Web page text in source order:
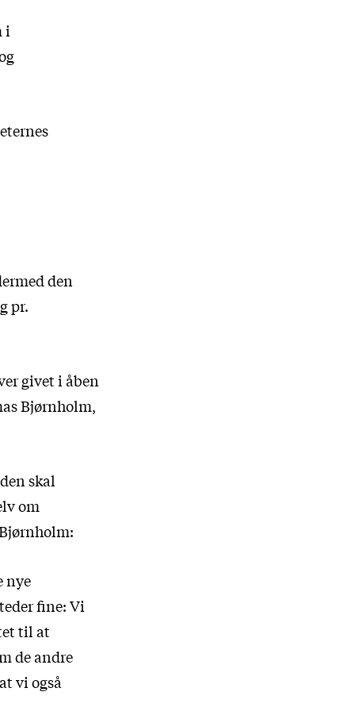
i
den
pr.
givet i åben
Bjørnholm,
skal
om
nye
fine: Vi
til at
de andre
vi også